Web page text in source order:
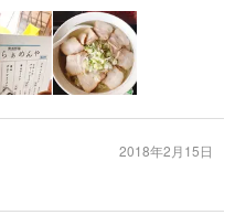
2018年2月15日